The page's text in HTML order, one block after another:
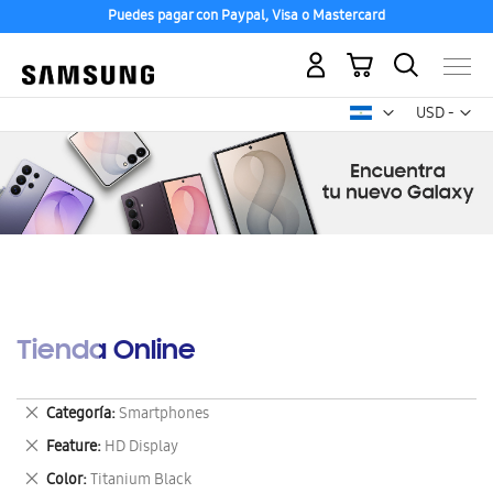
Puedes pagar con Paypal, Visa o Mastercard
USD -
dólar
Mi carrito
Tienda Online
Categoría Smartphones
Eliminar
este
artículo
Feature HD Display
Eliminar
este
Color Titanium Black
Eliminar